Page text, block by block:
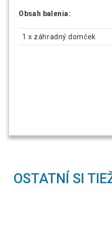
Obsah balenia:
1 x záhradný domček
OSTATNÍ SI